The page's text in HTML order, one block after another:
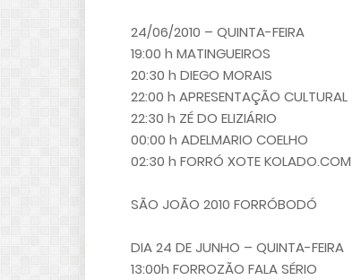
24/06/2010 – QUINTA-FEIRA
19:00 h MATINGUEIROS
20:30 h DIEGO MORAIS
22:00 h APRESENTAÇÃO CULTURAL
22:30 h ZÉ DO ELIZIÁRIO
00:00 h ADELMARIO COELHO
02:30 h FORRÓ XOTE KOLADO.COM
SÃO JOÃO 2010 FORRÓBODÓ
DIA 24 DE JUNHO – QUINTA-FEIRA
13:00h FORROZÃO FALA SÉRIO